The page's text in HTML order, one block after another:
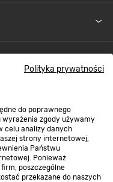
Polityka prywatności
do poprawnego
wyrażenia zgody używamy
celu analizy danych
strony internetowej,
Państwu
Ponieważ
poszczególne
przekazane do naszych